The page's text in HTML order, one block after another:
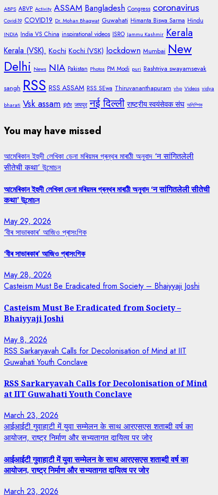
ABPS ABVP Activity ASSAM Bangladesh Congress coronavirus
Covid-19 COVID19 Dr. Mohan Bhagwat Guwahati Himanta Biswa Sarma Hindu
INDIA India VS China inspirational videos ISRO Jammu Kashmir Kerala
Kerala (VSK). Kochi Kochi (VSK) lockdown Mumbai New
Delhi News NIA Pakistan Photos PM Modi puri Rashtriya swayamsevak
sangh RSS RSS ASSAM RSS SEwa Thiruvananthapuram vhp Videos vidya
bharati Vsk assam इंदौर जयपुर नई दिल्ली राष्ट्रीय स्वयंसेवक संघ অলিম্পিক
You may have missed
আমেৰিকান ইহুদী লেখিকা ডেনা মৰিয়মৰ গ্ৰন্থৰ মাৰাঠী অনুবাদ ‘न सांगितलेली
सीतेची कथा’ উন্মোচন
আমেৰিকান ইহুদী লেখিকা ডেনা মৰিয়মৰ গ্ৰন্থৰ মাৰাঠী অনুবাদ ‘न सांगितलेली सीतेची
कथा’ উন্মোচন
May 29, 2026
‘বীৰ সাভাৰকাৰ’ আজিও প্ৰাসংগিক
‘বীৰ সাভাৰকাৰ’ আজিও প্ৰাসংগিক
May 28, 2026
Casteism Must Be Eradicated from Society – Bhaiyyaji Joshi
Casteism Must Be Eradicated from Society –
Bhaiyyaji Joshi
May 8, 2026
RSS Sarkaryavah Calls for Decolonisation of Mind at IIT
Guwahati Youth Conclave
RSS Sarkaryavah Calls for Decolonisation of Mind
at IIT Guwahati Youth Conclave
March 23, 2026
आईआईटी गुवाहाटी में युवा सम्मेलन के साथ आरएसएस शताब्दी वर्ष का
आयोजन, राष्ट्र निर्माण और सभ्यतागत दायित्व पर जोर
आईआईटी गुवाहाटी में युवा सम्मेलन के साथ आरएसएस शताब्दी वर्ष का
आयोजन, राष्ट्र निर्माण और सभ्यतागत दायित्व पर जोर
March 23, 2026